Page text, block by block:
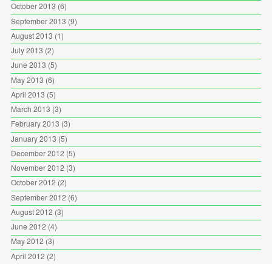
October 2013 (6)
September 2013 (9)
August 2013 (1)
July 2013 (2)
June 2013 (5)
May 2013 (6)
April 2013 (5)
March 2013 (3)
February 2013 (3)
January 2013 (5)
December 2012 (5)
November 2012 (3)
October 2012 (2)
September 2012 (6)
August 2012 (3)
June 2012 (4)
May 2012 (3)
April 2012 (2)